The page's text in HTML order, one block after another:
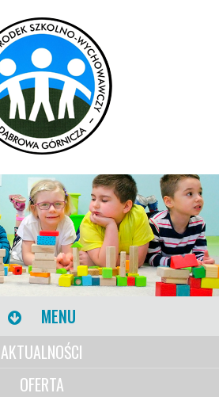
MENU
AKTUALNOŚCI
OFERTA